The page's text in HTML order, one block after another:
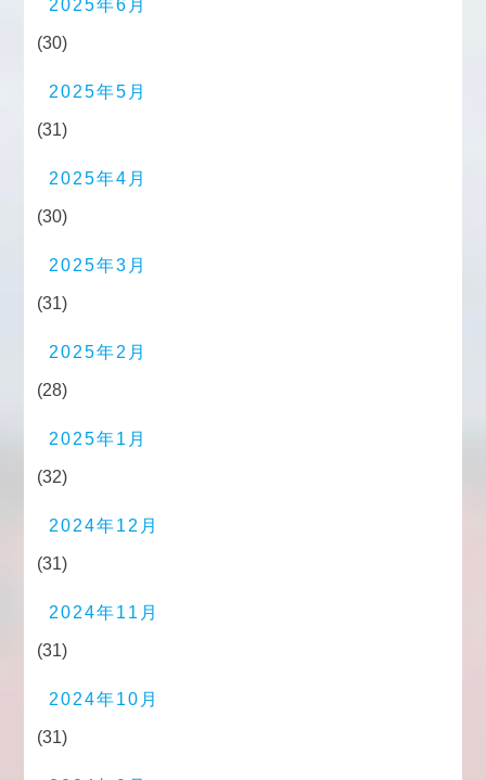
2025年6月
(30)
2025年5月
(31)
2025年4月
(30)
2025年3月
(31)
2025年2月
(28)
2025年1月
(32)
2024年12月
(31)
2024年11月
(31)
2024年10月
(31)